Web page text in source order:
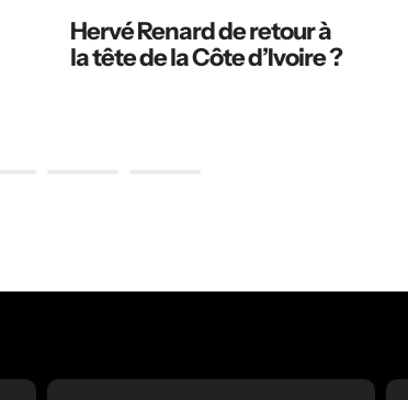
Hervé Renard de retour à
la tête de la Côte d’Ivoire ?